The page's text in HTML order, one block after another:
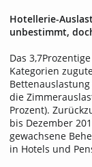
Hotellerie-
unbestimmt,
Das
Kategorien
Bettenauslastung
die
Prozent).
bis Dezember
gewachsene
in Hotels und